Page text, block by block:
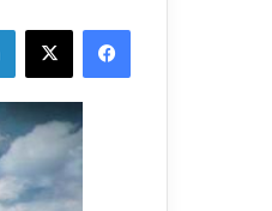
فيسبوك ‫X